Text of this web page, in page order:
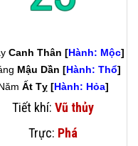
Canh Thân [Hành: Mộc]
Mậu Dần [Hành: Thổ]
Ất Tỵ [Hành: Hỏa]
Tiết khí: Vũ thủy
Trực: Phá